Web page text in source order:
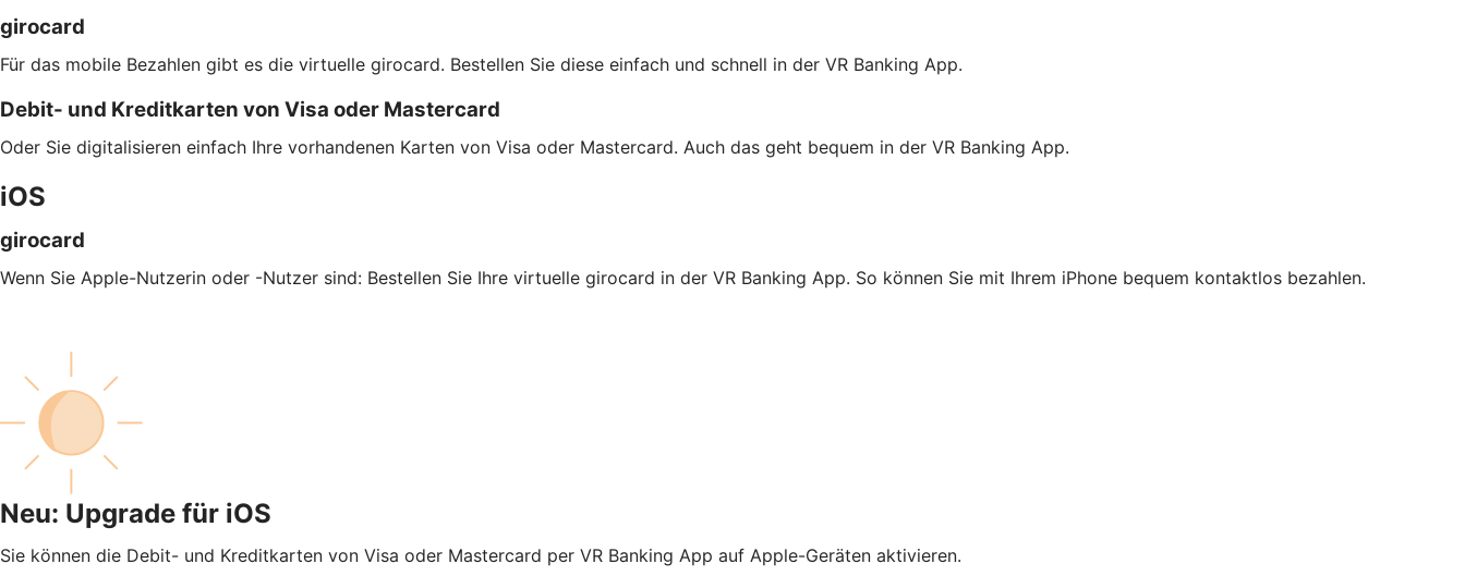
girocard
Für das mobile Bezahlen gibt es die virtuelle girocard. Bestellen Sie diese einfach und schnell in der VR Banking App.
Debit- und Kreditkarten von Visa oder Mastercard
Oder Sie digitalisieren einfach Ihre vorhandenen Karten von Visa oder Mastercard. Auch das geht bequem in der VR Banking App.
iOS
girocard
Wenn Sie Apple-Nutzerin oder -Nutzer sind: Bestellen Sie Ihre virtuelle girocard in der VR Banking App. So können Sie mit Ihrem iPhone bequem kontaktlos bezahlen.
Neu: Upgrade für iOS
Sie können die Debit- und Kreditkarten von Visa oder Mastercard per VR Banking App auf Apple-Geräten aktivieren.